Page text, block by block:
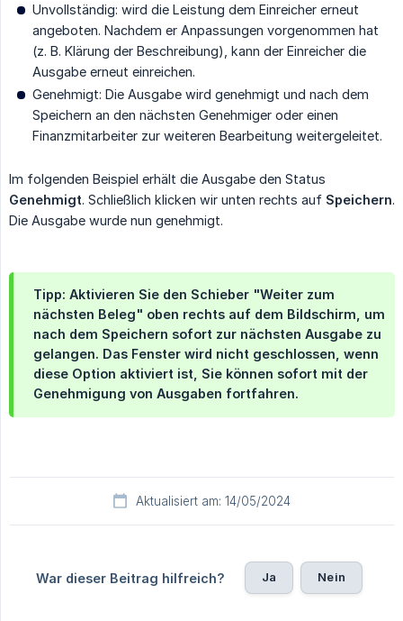
Unvollständig: wird die Leistung dem Einreicher erneut
angeboten. Nachdem er Anpassungen vorgenommen hat
(z. B. Klärung der Beschreibung), kann der Einreicher die
Ausgabe erneut einreichen.
Genehmigt: Die Ausgabe wird genehmigt und nach dem
Speichern an den nächsten Genehmiger oder einen
Finanzmitarbeiter zur weiteren Bearbeitung weitergeleitet.
Im folgenden Beispiel erhält die Ausgabe den Status
Genehmigt. Schließlich klicken wir unten rechts auf Speichern.
Die Ausgabe wurde nun genehmigt.
Tipp: Aktivieren Sie den Schieber "Weiter zum
nächsten Beleg" oben rechts auf dem Bildschirm, um
nach dem Speichern sofort zur nächsten Ausgabe zu
gelangen. Das Fenster wird nicht geschlossen, wenn
diese Option aktiviert ist, Sie können sofort mit der
Genehmigung von Ausgaben fortfahren.
Aktualisiert am: 14/05/2024
War dieser Beitrag hilfreich? Ja Nein